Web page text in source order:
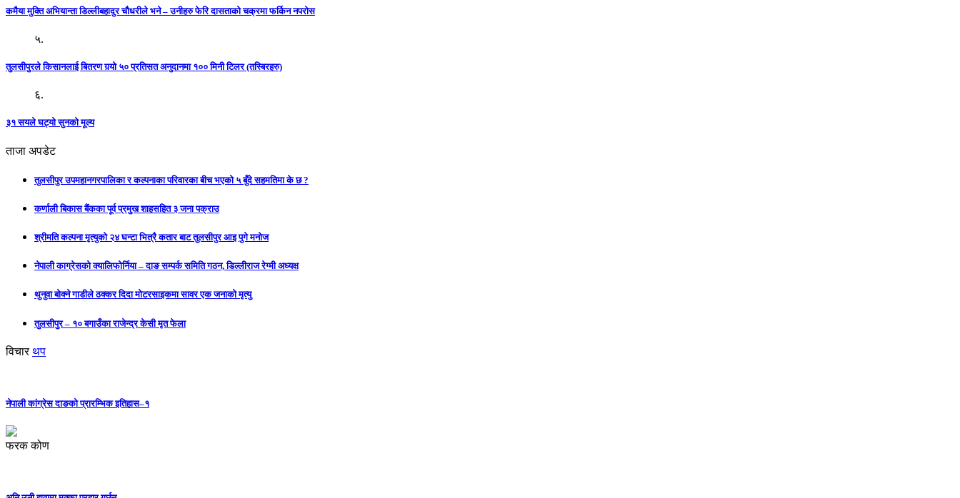
कमैया मुक्ति अभियान्ता डिल्लीबहादुर चौधरीले भने – उनीहरु फेरि दासताको चक्रमा फर्किन नपरोस
५.
तुलसीपुरले किसानलाई बितरण गर्‍यो ५० प्रतिसत अनुदानमा १०० मिनी टिलर (तस्बिरहरु)
६.
३१ सयले घट्यो सुनको मूल्य
ताजा अपडेट
तुलसीपुर उपमहानगरपालिका र कल्पनाका परिवारका बीच भएको ५ बुँदे सहमतिमा के छ ?
कर्णाली बिकास बैंकका पूर्व प्रमुख शाहसहित ३ जना पक्राउ
श्रीमति कल्पना मृत्युको २४ घन्टा भित्रै कतार बाट तुलसीपुर आइ पुगे मनोज
नेपाली काग्रेसको क्यालिफोर्निया – दाङ सम्पर्क समिति गठन, डिल्लीराज रेग्मी अध्यक्ष
थुनुवा बोक्ने गाडीले ठक्कर दिदा मोटरसाइकमा सावर एक जनाको मृत्यु
तुलसीपुर – १० बगाउँका राजेन्द्र केसी मृत फेला
विचार थप
नेपाली कांग्रेस दाङको प्रारम्भिक इतिहास–१
फरक कोण